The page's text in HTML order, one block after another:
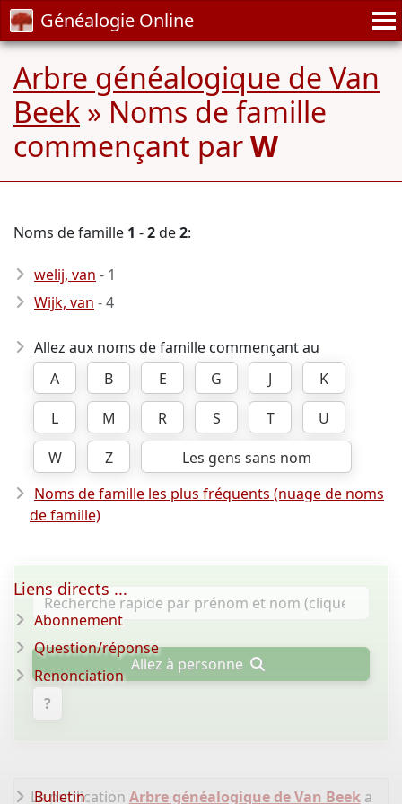
Généalogie Online
Arbre généalogique de Van
Beek » Noms de famille
commençant parW
Noms de famille 1 -2de2:
welij, van - 1
Wijk, van - 4
Allez aux noms de famille commençant au
A
B E G J
K
L
M R S T
U
W
Z
Les gens sans nom
Noms de famille les plus fréquents (nuage de noms
de famille)
Allez à personne
?
La publication Arbre généalogique de Van Beeka
Liens directs ...
Abonnement
Question/réponse
Renonciation
Bulletin